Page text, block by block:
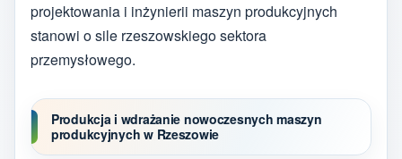
projektowania i inżynierii maszyn produkcyjnych
stanowi o sile rzeszowskiego sektora
przemysłowego.
Produkcja i wdrażanie nowoczesnych maszyn
produkcyjnych w Rzeszowie